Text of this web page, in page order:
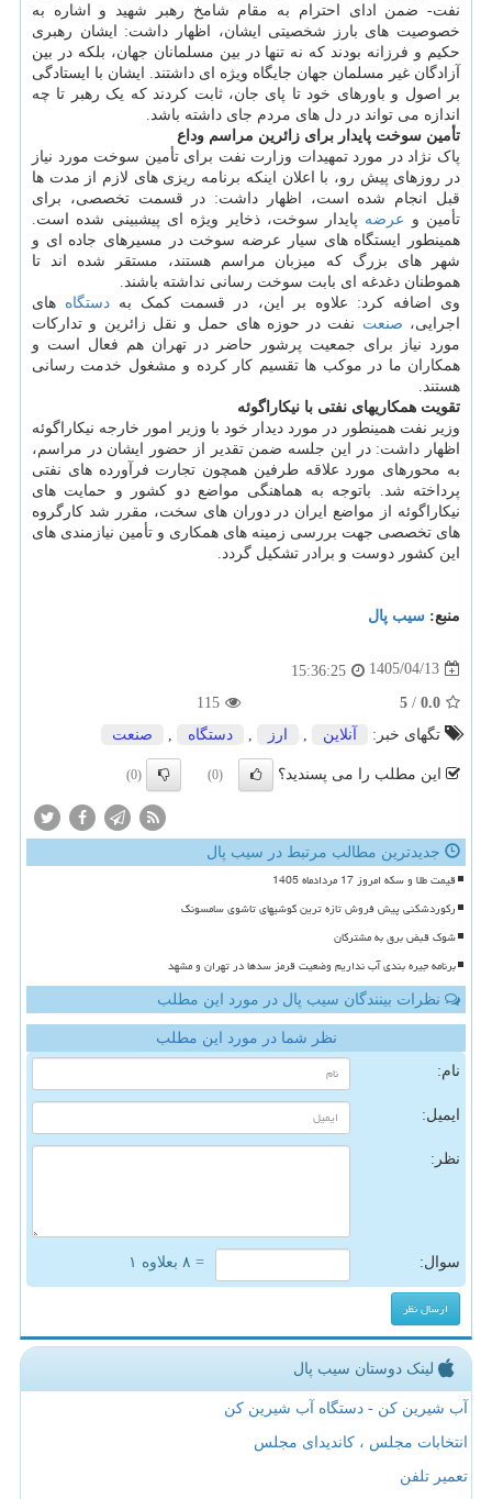
نفت- ضمن ادای احترام به مقام شامخ رهبر شهید و اشاره به
خصوصیت های بارز شخصیتی ایشان، اظهار داشت: ایشان رهبری
حکیم و فرزانه بودند که نه تنها در بین مسلمانان جهان، بلکه در بین
آزادگان غیر مسلمان جهان جایگاه ویژه ای داشتند. ایشان با ایستادگی
بر اصول و باورهای خود تا پای جان، ثابت کردند که یک رهبر تا چه
اندازه می تواند در دل های مردم جای داشته باشد.
تأمین سوخت پایدار برای زائرین مراسم وداع
پاک نژاد در مورد تمهیدات وزارت نفت برای تأمین سوخت مورد نیاز
در روزهای پیش رو، با اعلان اینکه برنامه ریزی های لازم از مدت ها
قبل انجام شده است، اظهار داشت: در قسمت تخصصی، برای
تأمین و عرضه پایدار سوخت، ذخایر ویژه ای پیشبینی شده است.
همینطور ایستگاه های سیار عرضه سوخت در مسیرهای جاده ای و
شهر های بزرگ که میزبان مراسم هستند، مستقر شده اند تا
هموطنان دغدغه ای بابت سوخت رسانی نداشته باشند.
وی اضافه کرد: علاوه بر این، در قسمت کمک به دستگاه های
اجرایی، صنعت نفت در حوزه های حمل و نقل زائرین و تدارکات
مورد نیاز برای جمعیت پرشور حاضر در تهران هم فعال است و
همکاران ما در موکب ها تقسیم کار کرده و مشغول خدمت رسانی
هستند.
تقویت همکاریهای نفتی با نیکاراگوئه
وزیر نفت همینطور در مورد دیدار خود با وزیر امور خارجه نیکاراگوئه
اظهار داشت: در این جلسه ضمن تقدیر از حضور ایشان در مراسم،
به محورهای مورد علاقه طرفین همچون تجارت فرآورده های نفتی
پرداخته شد. باتوجه به هماهنگی مواضع دو کشور و حمایت های
نیکاراگوئه از مواضع ایران در دوران های سخت، مقرر شد کارگروه
های تخصصی جهت بررسی زمینه های همکاری و تأمین نیازمندی های
این کشور دوست و برادر تشکیل گردد.
منبع: سیب پال
1405/04/13
15:36:25
0.0
/
5
115
تگهای خبر:
آنلاین ارز دستگاه صنعت
این مطلب را می پسندید؟ (0)
(0)
جدیدترین مطالب مرتبط در سیب پال
قیمت طلا و سکه امروز 17 مردادماه 1405
رکوردشکنی پیش فروش تازه ترین گوشیهای تاشوی سامسونگ
شوک قبض برق به مشترکان
برنامه جیره بندی آب نداریم وضعیت قرمز سدها در تهران و مشهد
نظرات بینندگان سیب پال در مورد این مطلب
نظر شما در مورد این مطلب
نام:
ایمیل:
نظر:
سوال: = ۸ بعلاوه ۱
لینک دوستان سیب پال
آب شیرین کن - دستگاه آب شیرین کن
انتخابات مجلس ، کاندیدای مجلس
تعمیر تلفن